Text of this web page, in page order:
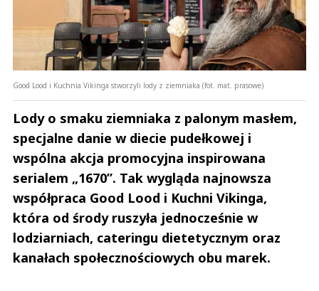
Good Lood i Kuchnia Vikinga stworzyli lody z ziemniaka (fot. mat. prasowe)
Lody o smaku ziemniaka z palonym masłem,
specjalne danie w diecie pudełkowej i
wspólna akcja promocyjna inspirowana
serialem „1670”. Tak wygląda najnowsza
współpraca Good Lood i Kuchni Vikinga,
która od środy ruszyła jednocześnie w
lodziarniach, cateringu dietetycznym oraz
kanałach społecznościowych obu marek.